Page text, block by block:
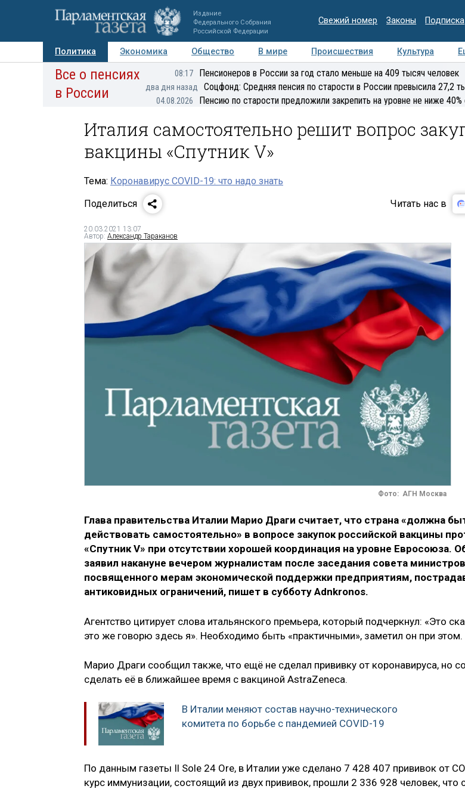
Издание
Федерального Собрания
Российской Федерации
Свежий номер Законы Подписка
Политика Экономика Общество В мире Происшествия Культура
Авторы Персоны Мнения Регионы Медиацентр Интервью
Все о пенсиях
в России
08:17 Пенсионеров в России за год стало меньше на 409 тысяч человек
два дня назад Соцфонд: Средняя пенсия по старости в России превысила 27,2
04.08.2026 Пенсию по старости предложили закрепить на уровне не ниже 40%
Италия самостоятельно решит вопрос
вакцины «Спутник V»
Тема: Коронавирус COVID-19: что надо знать
Поделиться
Читать нас в
20.03.2021 13:07
Автор: Александр Тараканов
Фото: АГН Москва
Глава правительства Италии Марио Драги считает, что страна «должна
действовать самостоятельно» в вопросе закупок российской вакцины
«Спутник V» при отсутствии хорошей координация на уровне Евросоюза.
заявил накануне вечером журналистам после заседания совета
посвященного мерам экономической поддержки предприятиям,
антиковидных ограничений, пишет в субботу Adnkronos.
Агентство цитирует слова итальянского премьера, который подчеркнул: «Это
это же говорю здесь я». Необходимо быть «практичными», заметил он при этом.
Марио Драги сообщил также, что ещё не сделал прививку от коронавируса, но
сделать её в ближайшее время с вакциной AstraZeneca.
В Италии меняют состав научно-технического
комитета по борьбе с пандемией COVID-19
По данным газеты Il Sole 24 Ore, в Италии уже сделано 7 428 407 прививок от
курс иммунизации, состоящий из двух прививок, прошли 2 336 928 человек, что